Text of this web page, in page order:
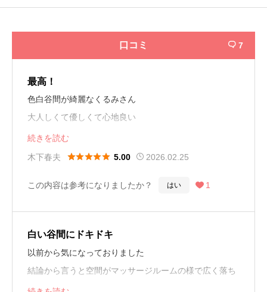
口コミ  7
最高！
色白谷間が綺麗なくるみさん
大人しくて優しくて心地良い
です。いつもありがとう！
続きを読む
木下春夫
 5.00 2026.02.25
この内容は参考になりましたか？ はい  1
白い谷間にドキドキ
以前から気になっておりました
結論から言うと空間がマッサージルームの様で広く落ち
着きました